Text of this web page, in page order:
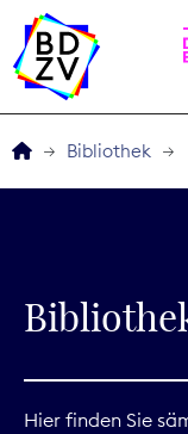
Service
Bibliothek
Hier finden Sie